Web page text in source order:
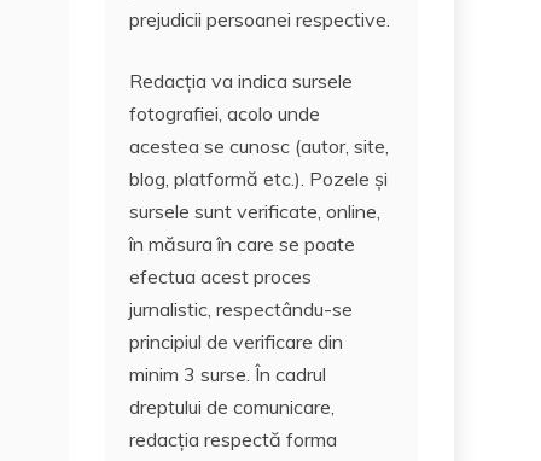
prejudicii persoanei respective.
Redacția va indica sursele
fotografiei, acolo unde
acestea se cunosc (autor, site,
blog, platformă etc.). Pozele și
sursele sunt verificate, online,
în măsura în care se poate
efectua acest proces
jurnalistic, respectându-se
principiul de verificare din
minim 3 surse. În cadrul
dreptului de comunicare,
redacția respectă forma